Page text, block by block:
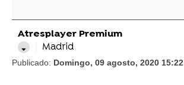
Atresplayer Premium
Madrid
Publicado: Domingo, 09 agosto, 2020 15:22